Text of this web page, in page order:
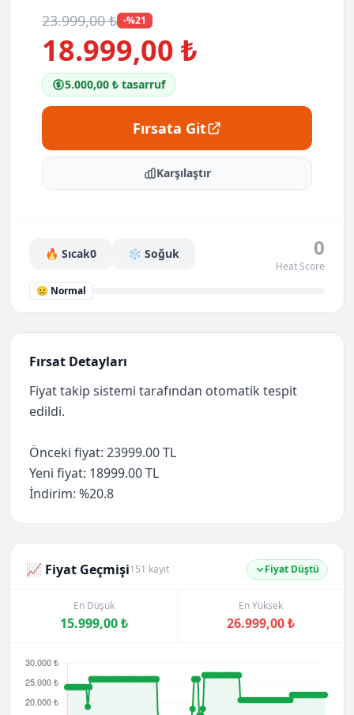
23.999,00 ₺ -%21
18.999,00 ₺
5.000,00 ₺ tasarruf
Fırsata Git
Karşılaştır
🔥 Sıcak0 ❄️ Soğuk 0
Heat Score
😐 Normal
Fırsat Detayları
Fiyat takip sistemi tarafından otomatik tespit
edildi.
Önceki fiyat: 23999.00 TL
Yeni fiyat: 18999.00 TL
İndirim: %20.8
📈 Fiyat Geçmişi151 kayıt Fiyat Düştü
En Düşük
15.999,00 ₺
En Yüksek
26.999,00 ₺